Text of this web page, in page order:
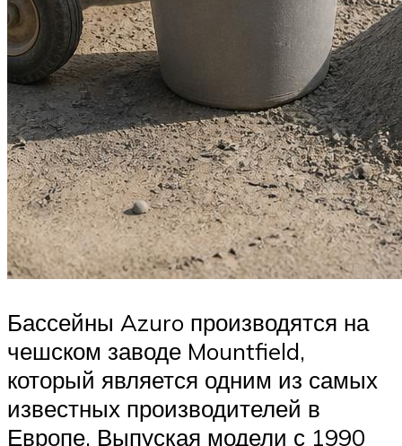
Бассейны Azuro производятся на
чешском заводе Mountfield,
который является одним из самых
известных производителей в
Европе. Выпуская модели с 1990